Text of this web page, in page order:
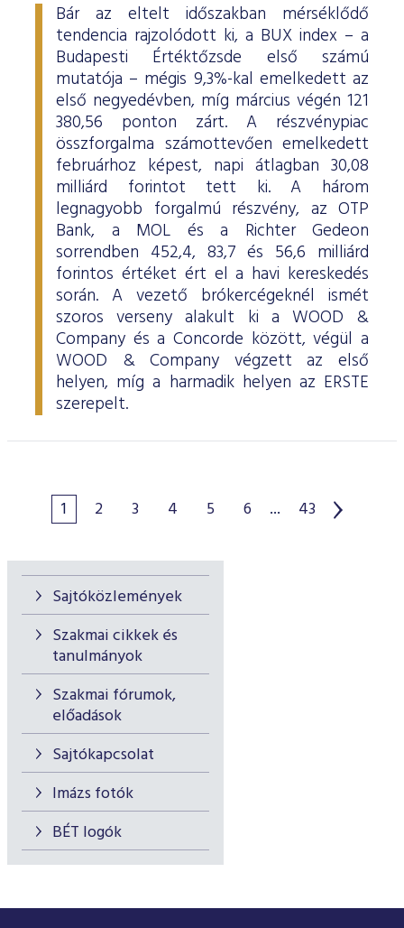
Sajtóközlemények
Szakmai cikkek és
tanulmányok
Szakmai fórumok,
előadások
Sajtókapcsolat
Imázs fotók
BÉT logók
Bár az eltelt időszakban mérséklődő
tendencia rajzolódott ki, a BUX index – a
Budapesti Értéktőzsde első számú
mutatója – mégis 9,3%-kal emelkedett az
első negyedévben, míg március végén 121
380,56 ponton zárt. A részvénypiac
összforgalma számottevően emelkedett
februárhoz képest, napi átlagban 30,08
milliárd forintot tett ki. A három
legnagyobb forgalmú részvény, az OTP
Bank, a MOL és a Richter Gedeon
sorrendben 452,4, 83,7 és 56,6 milliárd
forintos értéket ért el a havi kereskedés
során. A vezető brókercégeknél ismét
szoros verseny alakult ki a WOOD &
Company és a Concorde között, végül a
WOOD & Company végzett az első
helyen, míg a harmadik helyen az ERSTE
szerepelt.
1 2 3 4 5 6 ... 43